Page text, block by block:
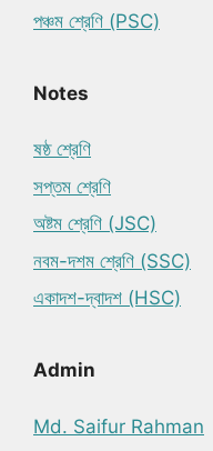
পঞ্চম শ্রেণি (PSC)
Notes
ষষ্ঠ শ্রেণি
সপ্তম শ্রেণি
অষ্টম শ্রেণি (JSC)
নবম-দশম শ্রেণি (SSC)
একাদশ-দ্বাদশ (HSC)
Admin
Md. Saifur Rahman